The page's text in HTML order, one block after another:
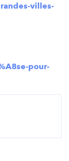
villes-
pour-